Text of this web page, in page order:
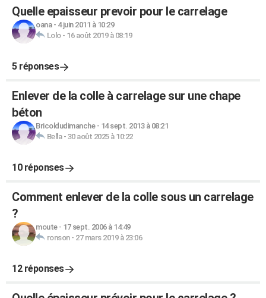
Quelle epaisseur prevoir pour le carrelage
oana- 4 juin 2011 à 10:29
Lolo- 16 août 2019 à 08:19
5 réponses
Enlever de la colle à carrelage sur une chape
béton
Bricoldudimanche- 14 sept. 2013 à 08:21
Bella- 30 août 2025 à 10:22
10 réponses
Comment enlever de la colle sous un carrelage
?
moute- 17 sept. 2006 à 14:49
ronson- 27 mars 2019 à 23:06
12 réponses